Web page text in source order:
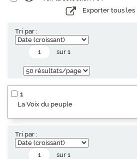
Exporter tous les
Tri par :
sur 1
1
La Voix du peuple
Tri par :
sur 1